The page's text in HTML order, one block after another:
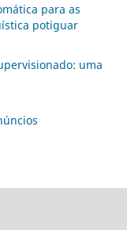
para as
potiguar
uma